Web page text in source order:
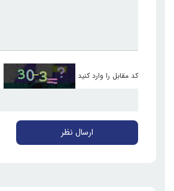
کد مقابل را وارد کنید
ارسال نظر